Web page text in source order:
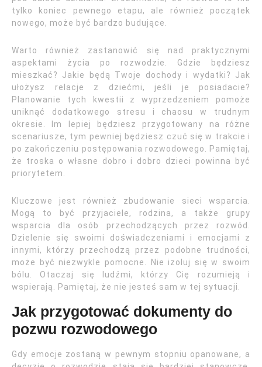
tylko koniec pewnego etapu, ale również początek
nowego, może być bardzo budujące.
Warto również zastanowić się nad praktycznymi
aspektami życia po rozwodzie. Gdzie będziesz
mieszkać? Jakie będą Twoje dochody i wydatki? Jak
ułożysz relacje z dziećmi, jeśli je posiadacie?
Planowanie tych kwestii z wyprzedzeniem pomoże
uniknąć dodatkowego stresu i chaosu w trudnym
okresie. Im lepiej będziesz przygotowany na różne
scenariusze, tym pewniej będziesz czuć się w trakcie i
po zakończeniu postępowania rozwodowego. Pamiętaj,
że troska o własne dobro i dobro dzieci powinna być
priorytetem.
Kluczowe jest również zbudowanie sieci wsparcia.
Mogą to być przyjaciele, rodzina, a także grupy
wsparcia dla osób przechodzących przez rozwód.
Dzielenie się swoimi doświadczeniami i emocjami z
innymi, którzy przechodzą przez podobne trudności,
może być niezwykle pomocne. Nie izoluj się w swoim
bólu. Otaczaj się ludźmi, którzy Cię rozumieją i
wspierają. Pamiętaj, że nie jesteś sam w tej sytuacji.
Jak przygotować dokumenty do
pozwu rozwodowego
Gdy emocje zostaną w pewnym stopniu opanowane, a